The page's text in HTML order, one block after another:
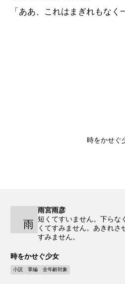
「ああ、これはまぎれもなく
時をかせぐ
雨
雨宮雨彦
短くてすいません。下らな
くてすみません。あきれさ
すみません。
時をかせぐ少女
小説 掌編 全年齢対象